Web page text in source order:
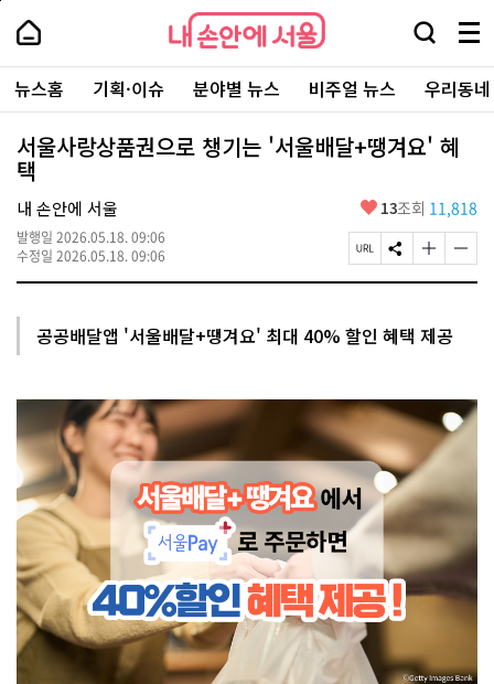
본
로
가
내
손
안
에
서
울
-
서
울
시
대
표
소
통
포
내
손
에
울
검
창
열
기
메
뉴
전
체
보
주
요
서
뉴스홈 기획·이슈 분야별 뉴스 비주얼 뉴스 우리동
서울사랑상품권으로 챙기는 '서울배달+땡겨요' 혜
택
내 손안에 서울
발행일 2026.05.18. 09:06
수정일 2026.05.18. 09:06
좋
요
13조회 11,818
페
이
R
L
S
N
유
하
글
자
크
게
하
기
글
자
하
기
공공배달앱 '서울배달+땡겨요' 최대 40% 할인 혜택 제공
페
상
단
로